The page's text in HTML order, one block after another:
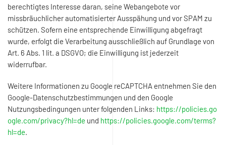
berechtigtes Interesse daran, seine Webangebote vor
missbräuchlicher automatisierter Ausspähung und vor SPAM zu
schützen. Sofern eine entsprechende Einwilligung abgefragt
wurde, erfolgt die Verarbeitung ausschließlich auf Grundlage von
Art. 6 Abs. 1 lit. a DSGVO; die Einwilligung ist jederzeit
widerrufbar.
Weitere Informationen zu Google reCAPTCHA entnehmen Sie den
Google-Datenschutzbestimmungen und den Google
Nutzungsbedingungen unter folgenden Links: https://policies.go
ogle.com/privacy?hl=de und https://policies.google.com/terms?
hl=de.